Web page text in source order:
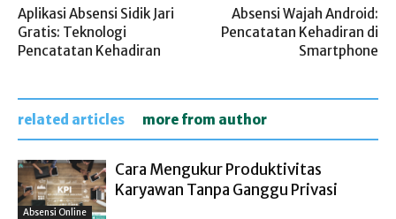
Aplikasi Absensi Sidik Jari
Gratis: Teknologi
Pencatatan Kehadiran
Absensi Wajah Android:
Pencatatan Kehadiran di
Smartphone
related articles more from author
Absensi Online
Cara Mengukur Produktivitas
Karyawan Tanpa Ganggu Privasi